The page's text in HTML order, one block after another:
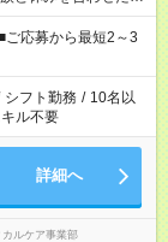
「できれば残業はし
ク希望
、もう1つのお仕事
は応募できません。
応募から最短2～3
シフト勤務 / 10名以
ル不要
詳細へ
ルケア事業部